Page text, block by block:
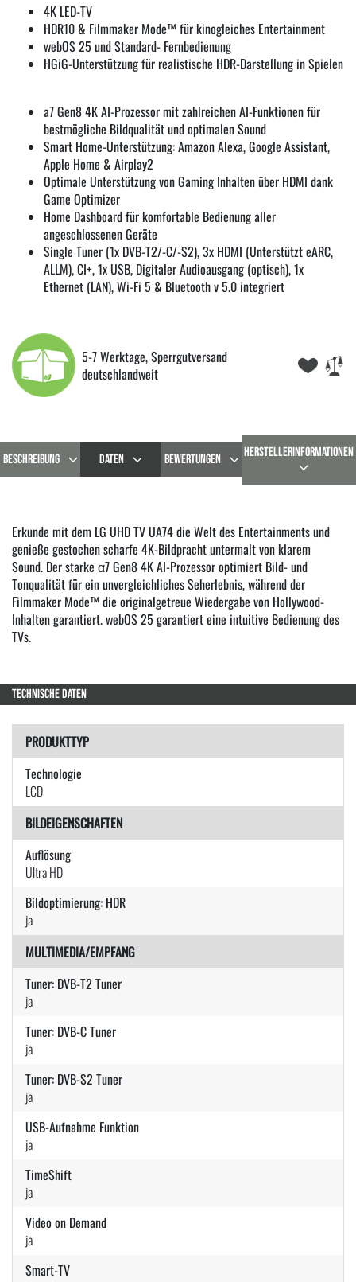
4K LED-TV
HDR10 & Filmmaker Mode™ für kinogleiches Entertainment
webOS 25 und Standard- Fernbedienung
HGiG-Unterstützung für realistische HDR-Darstellung in Spielen
a7 Gen8 4K AI-Prozessor mit zahlreichen AI-Funktionen für
bestmögliche Bildqualität und optimalen Sound
Smart Home-Unterstützung: Amazon Alexa, Google Assistant,
Apple Home & Airplay2
Optimale Unterstützung von Gaming Inhalten über HDMI dank
Game Optimizer
Home Dashboard für komfortable Bedienung aller
angeschlossenen Geräte
Single Tuner (1x DVB-T2/-C/-S2), 3x HDMI (Unterstützt eARC,
ALLM), CI+, 1x USB, Digitaler Audioausgang (optisch), 1x
Ethernet (LAN), Wi-Fi 5 & Bluetooth v 5.0 integriert
5-7 Werktage, Sperrgutversand
deutschlandweit
BESCHREIBUNG DATEN BEWERTUNGEN HERSTELLERINFORMATIONEN
Erkunde mit dem LG UHD TV UA74 die Welt des Entertainments und
genieße gestochen scharfe 4K-Bildpracht untermalt von klarem
Sound. Der starke α7 Gen8 4K AI-Prozessor optimiert Bild- und
Tonqualität für ein unvergleichliches Seherlebnis, während der
Filmmaker Mode™ die originalgetreue Wiedergabe von Hollywood-
Inhalten garantiert. webOS 25 garantiert eine intuitive Bedienung des
TVs.
TECHNISCHE DATEN
PRODUKTTYP
Technologie
LCD
BILDEIGENSCHAFTEN
Auflösung
Ultra HD
Bildoptimierung: HDR
ja
MULTIMEDIA/EMPFANG
Tuner: DVB-T2 Tuner
ja
Tuner: DVB-C Tuner
ja
Tuner: DVB-S2 Tuner
ja
USB-Aufnahme Funktion
ja
TimeShift
ja
Video on Demand
ja
Smart-TV